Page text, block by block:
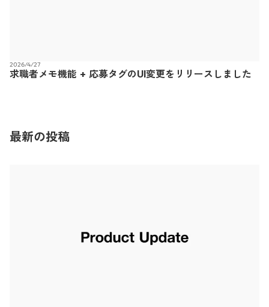
2026/4/27
求職者メモ機能 + 応募タグのUI変更をリリースしました
最新の投稿